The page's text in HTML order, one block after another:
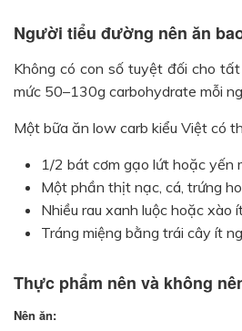
Người tiểu đường nên ăn
Không có con số tuyệt đối cho
mức 50–130g carbohydrate mỗi
Một bữa ăn low carb kiểu Việt có
1/2 bát cơm gạo lứt hoặc yến
Một phần thịt nạc, cá, trứng
Nhiều rau xanh luộc hoặc xào
Tráng miệng bằng trái cây ít
Thực phẩm nên và không
Nên ăn: